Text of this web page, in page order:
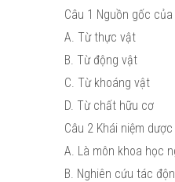
Câu 1 Nguồn gốc
A. Từ thực vật
B. Từ động vật
C. Từ khoáng vật
D. Từ chất hữu cơ
Câu 2 Khái niệm
A. Là môn khoa học
B. Nghiên cứu tác